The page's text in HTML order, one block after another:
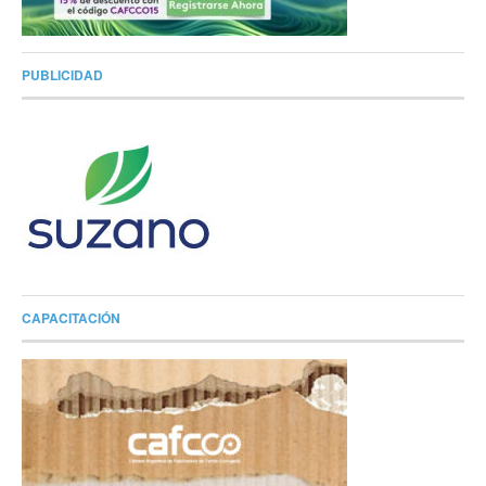
PUBLICIDAD
CAPACITACIÓN